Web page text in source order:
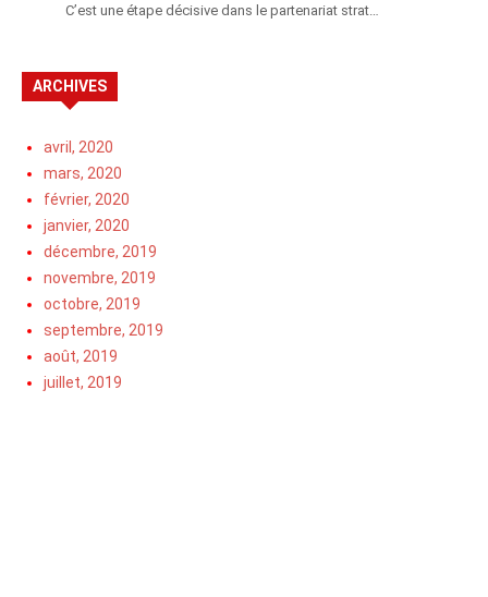
C’est une étape décisive dans le partenariat strat…
ARCHIVES
avril, 2020
mars, 2020
février, 2020
janvier, 2020
décembre, 2019
novembre, 2019
octobre, 2019
septembre, 2019
août, 2019
juillet, 2019